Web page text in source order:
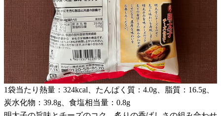
1袋当たり熱量：324kcal、たんぱく質：4.0g、脂質：16.5g、
炭水化物：39.8g、食塩相当量：0.8g